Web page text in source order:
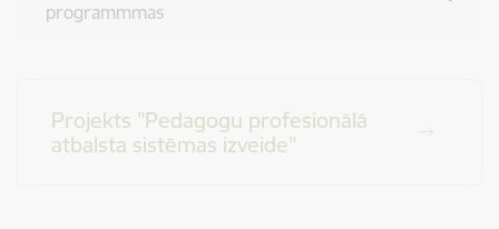
programmmas
Projekts "Pedagogu profesionālā
atbalsta sistēmas izveide"